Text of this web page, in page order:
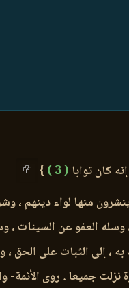
كان توابا ( 3 )
}
منها لواء دينهم ،
العفو عن السيئات ،
إلى الثبات على الحق ،
نزلت جميعا . روى الأئمة-